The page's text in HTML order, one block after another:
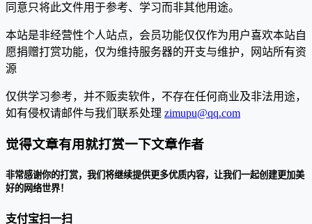
同意只将此文件用于参考、学习而非其他用途。
本站是非经营性个人站点，会员功能仅仅作为用户喜欢本站自
愿捐赠打赏功能，仅为维持服务器的开支与维护，网站所有资
源
仅供学习参考，并不贩卖软件，不存在任何商业及非法用途，
如有侵权请邮件与我们联系处理 zimupu@qq.com
觉得文章有用就打赏一下文章作者
非常感谢你的打赏，我们将继续提供更多优质内容，让我们一起创建更加美
好的网络世界！
支付宝扫一扫